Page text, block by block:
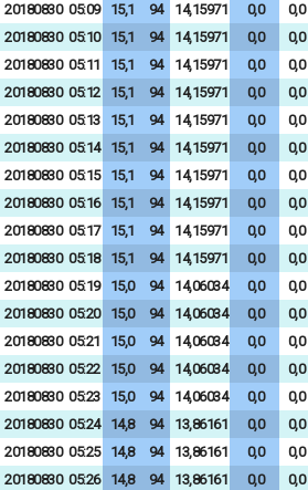
20180830 05:09 15,1 94 14,15971 0,0 0,0
20180830 05:10 15,1 94 14,15971 0,0 0,0
20180830 05:11 15,1 94 14,15971 0,0 0,0
20180830 05:12 15,1 94 14,15971 0,0 0,0
20180830 05:13 15,1 94 14,15971 0,0 0,0
20180830 05:14 15,1 94 14,15971 0,0 0,0
20180830 05:15 15,1 94 14,15971 0,0 0,0
20180830 05:16 15,1 94 14,15971 0,0 0,0
20180830 05:17 15,1 94 14,15971 0,0 0,0
20180830 05:18 15,1 94 14,15971 0,0 0,0
20180830 05:19 15,0 94 14,06034 0,0 0,0
20180830 05:20 15,0 94 14,06034 0,0 0,0
20180830 05:21 15,0 94 14,06034 0,0 0,0
20180830 05:22 15,0 94 14,06034 0,0 0,0
20180830 05:23 15,0 94 14,06034 0,0 0,0
20180830 05:24 14,8 94 13,86161 0,0 0,0
20180830 05:25 14,8 94 13,86161 0,0 0,0
20180830 05:26 14,8 94 13,86161 0,0 0,0